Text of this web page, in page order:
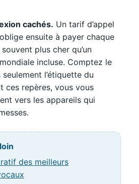
cachés. Un tarif d’appel
ensuite à payer chaque
plus cher qu’un
incluse. Comptez le
l’étiquette du
ces repères, vous vous
vers les appareils qui
des meilleurs